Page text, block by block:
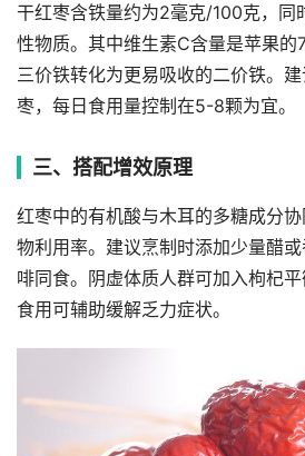
干红枣含铁量约为2毫克/100克，同
性物质。其中维生素C含量是苹果的
三价铁转化为更易吸收的二价铁。
枣，每日食用量控制在5-8颗为宜。
三、搭配增效原理
红枣中的有机酸与木耳的多糖成分
物利用率。建议烹制时添加少量醋
啡同食。阴虚体质人群可加入枸杞
食用可辅助缓解乏力症状。